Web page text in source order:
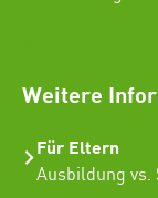
Weitere
Für Eltern
Ausbildung vs.